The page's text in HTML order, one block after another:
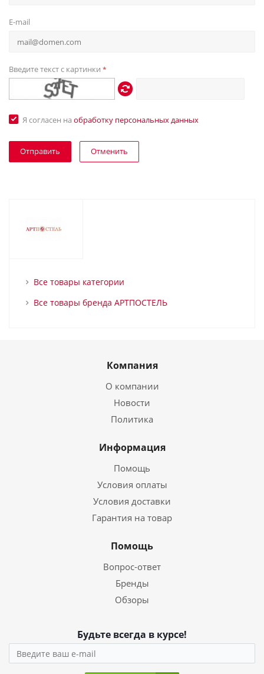
E-mail
Введите текст с картинки *
Я согласен на обработку персональных данных
Отменить
Все товары категории
Все товары бренда АРТПОСТЕЛЬ
Компания
О компании
Новости
Политика
Информация
Помощь
Условия оплаты
Условия доставки
Гарантия на товар
Помощь
Вопрос-ответ
Бренды
Обзоры
Будьте всегда в курсе!